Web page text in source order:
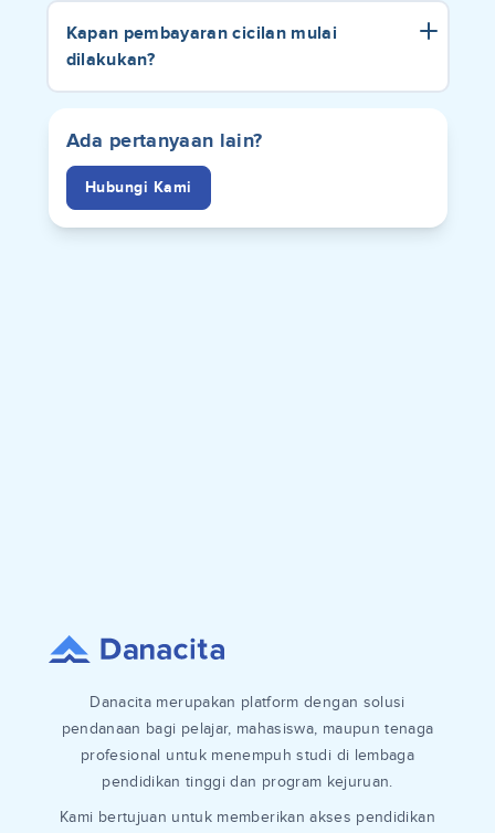
Kapan pembayaran cicilan mulai
dilakukan?
Ada pertanyaan lain?
Hubungi Kami
Danacita merupakan platform dengan solusi
pendanaan bagi pelajar, mahasiswa, maupun tenaga
profesional untuk menempuh studi di lembaga
pendidikan tinggi dan program kejuruan.
Kami bertujuan untuk memberikan akses pendidikan